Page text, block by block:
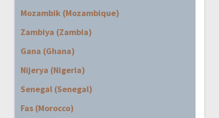
Mozambik (Mozambique)
Zambiya (Zambia)
Gana (Ghana)
Nijerya (Nigeria)
Senegal (Senegal)
Fas (Morocco)